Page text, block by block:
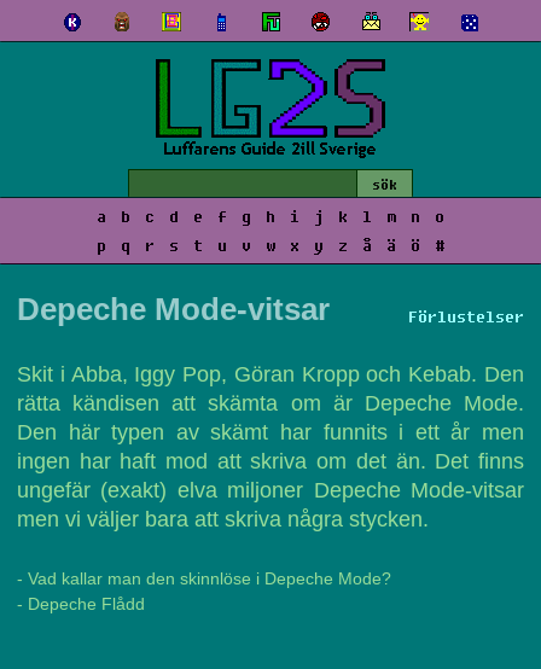
a b c d e f g h i j k l m n
o
p
q r s t u v w x y z å ä ö #
Förlustelser
Depeche Mode-vitsar
Skit i Abba, Iggy Pop, Göran Kropp och Kebab. Den
rätta kändisen att skämta om är Depeche Mode.
Den här typen av skämt har funnits i ett år men
ingen har haft mod att skriva om det än. Det finns
ungefär (exakt) elva miljoner Depeche Mode-vitsar
men vi väljer bara att skriva några stycken.
- Vad kallar man den skinnlöse i Depeche Mode?
- Depeche Flådd